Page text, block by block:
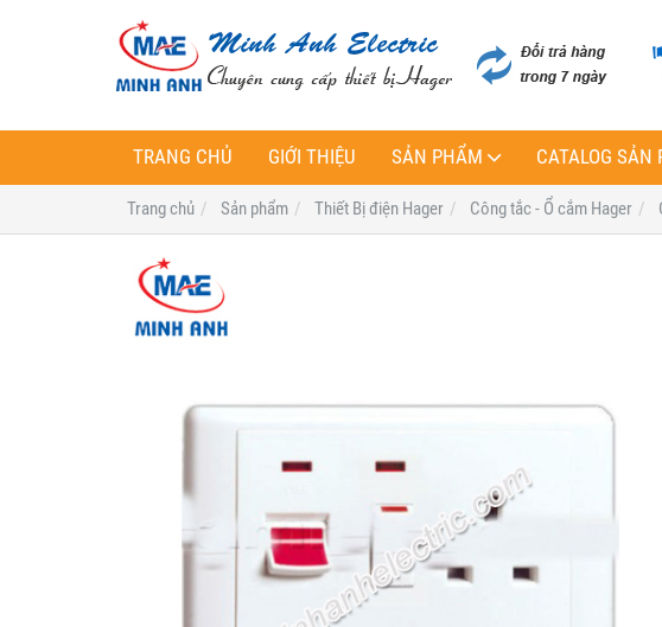
TRANG CHỦ GIỚI THIỆU SẢN PHẨM CATALOG SẢN
Trang chủ Sản phẩm Thiết Bị điện Hager Công tắc - Ổ cắm Hager